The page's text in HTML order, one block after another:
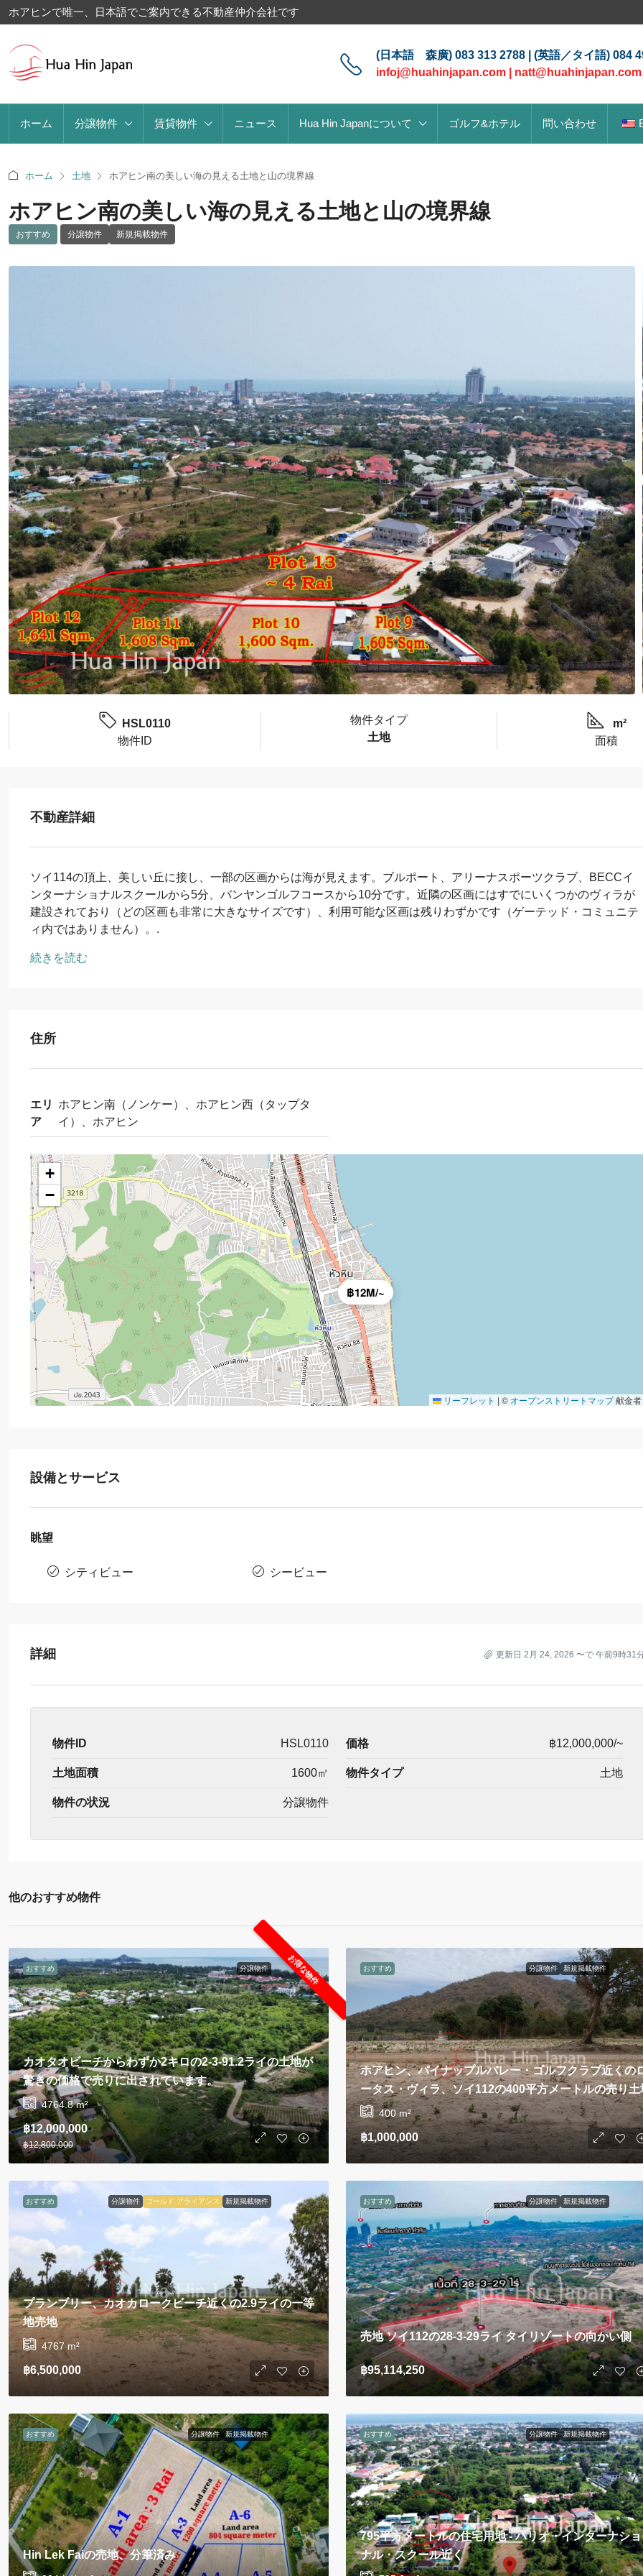
ホアヒンで唯一、日本語でご案内できる不動産仲介会社です
(日本語 森廣) 083 313 2788 | (英語／タイ語) 084
infoj@huahinjapan.com
natt@huahinjapan.com
ホーム 分譲物件 賃貸物件 ニュース Hua Hin Japanについて ゴルフ&ホテル 問い合わせ
ホーム 土地 ホアヒン南の美しい海の見える土地と山の境界線
ホアヒン南の美しい海の見える土地と山の境界線
おすすめ 分譲物件 新規掲載物件
HSL0110
物件ID
物件タイプ
土地
m²
面積
不動産詳細
ソイ114の頂上、美しい丘に接し、一部の区画からは海が見えます。ブルポート、アリーナスポーツクラブ、BECCイ
ンターナショナルスクールから5分、バンヤンゴルフコースから10分です。近隣の区画にはすでにいくつかのヴィラが
建設されており（どの区画も非常に大きなサイズです）、利用可能な区画は残りわずかです（ゲーテッド・コミュニテ
ィ内ではありません）。.
続きを読む
住所
エリ
ア
ホアヒン南（ノンケー）、ホアヒン西（タップタ
イ）、ホアヒン
฿12M/~
+
−
リーフレット | © オープンストリートマップ献金者
設備とサービス
眺望
シティビュー シービュー
詳細 更新日 2月 24, 2026 〜で 午前9時31
物件ID HSL0110 価格 ฿12,000,000/~
土地面積 1600㎡ 物件タイプ 土地
物件の状況 分譲物件
他のおすすめ物件
おすすめ 分譲物件 お得な物件
カオタオビーチからわずか2キロの2-3-91.2ライの土地が
驚きの価格で売りに出されています。
4764.8m²
฿12,000,000
฿12,800,000
おすすめ 分譲物件 新規掲載物件
ホアヒン、パイナップルバレー・ゴルフクラブ近くの
ータス・ヴィラ、ソイ112の400平方メートルの売り土
400 m²
฿1,000,000
おすすめ 分譲物件 ゴールド アライアンス 新規掲載物件
プランブリー、カオカロークビーチ近くの2.9ライの一等
地売地
4767m²
฿6,500,000
おすすめ 分譲物件 新規掲載物件
売地 ソイ112の28-3-29ライ タイリゾートの向かい側
฿95,114,250
おすすめ 分譲物件 新規掲載物件
Hin Lek Faiの売地、分筆済み
おすすめ 分譲物件 新規掲載物件
795平方メートルの住宅用地 - ハリオ・インターナショ
ナル・スクール近く